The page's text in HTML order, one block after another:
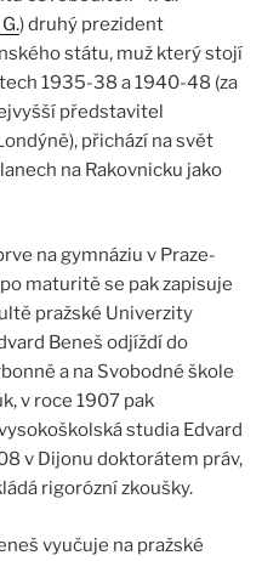
) druhý prezident
státu, muž který stojí
1935-38 a 1940-48 (za
představitel
přichází na svět
na Rakovnicku jako
na gymnáziu v Praze-
maturitě se pak zapisuje
pražské Univerzity
Beneš odjíždí do
a na Svobodné škole
v roce 1907 pak
studia Edvard
v Dijonu doktorátem práv,
rigorózní zkoušky.
vyučuje na pražské